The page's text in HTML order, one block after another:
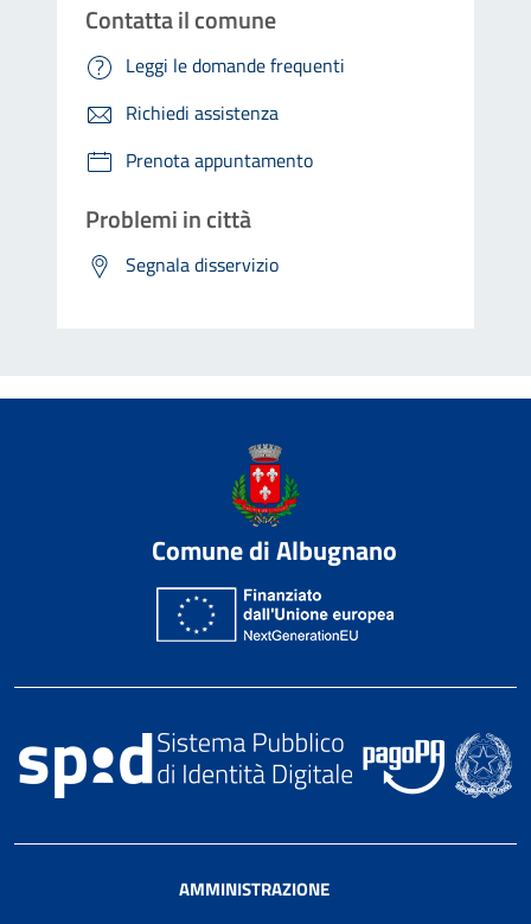
Contatta il comune
Leggi le domande frequenti
Richiedi assistenza
Prenota appuntamento
Problemi in città
Segnala disservizio
Comune di Albugnano
AMMINISTRAZIONE